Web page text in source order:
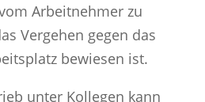
Arbeitnehmer zu
Vergehen gegen das
bewiesen ist.
unter Kollegen kann